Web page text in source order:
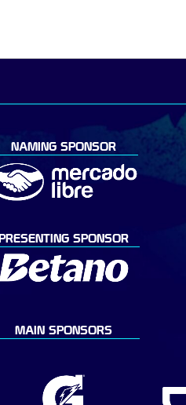
NAMING SPONSOR
PRESENTING SPONSOR
MAIN SPONSORS